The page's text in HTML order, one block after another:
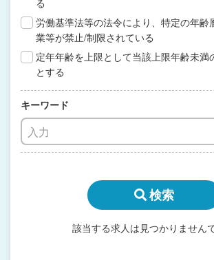
る
労働基準法等の法令により、特定の年齢
業等が禁止/制限されている
定年年齢を上限として当該上限年齢未満
とする
キーワード
検索
該当する求人は見つかりません